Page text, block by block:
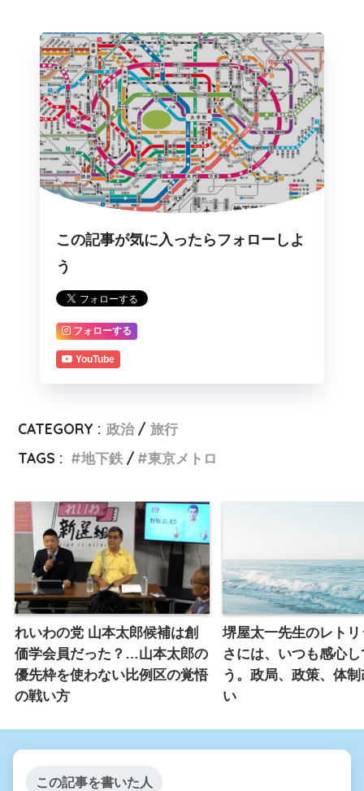
この記事が気に入ったらフォローしよ
う
フォローする
YouTube
CATEGORY : 政治
旅行
TAGS :
地下鉄 東京メトロ
れいわの党 山本太郎候補は創
価学会員だった？…山本太郎の
優先枠を使わない比例区の覚悟
の戦い方
堺屋太一先生のレト
さには、いつも感心
う。政局、政策、体
い
この記事を書いた人